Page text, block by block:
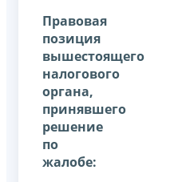
Правовая
позиция
вышестоящего
налогового
органа,
принявшего
решение
по
жалобе: